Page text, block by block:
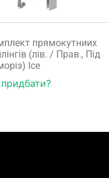
прямокутниих
(лів. / Прав., Під
Ice